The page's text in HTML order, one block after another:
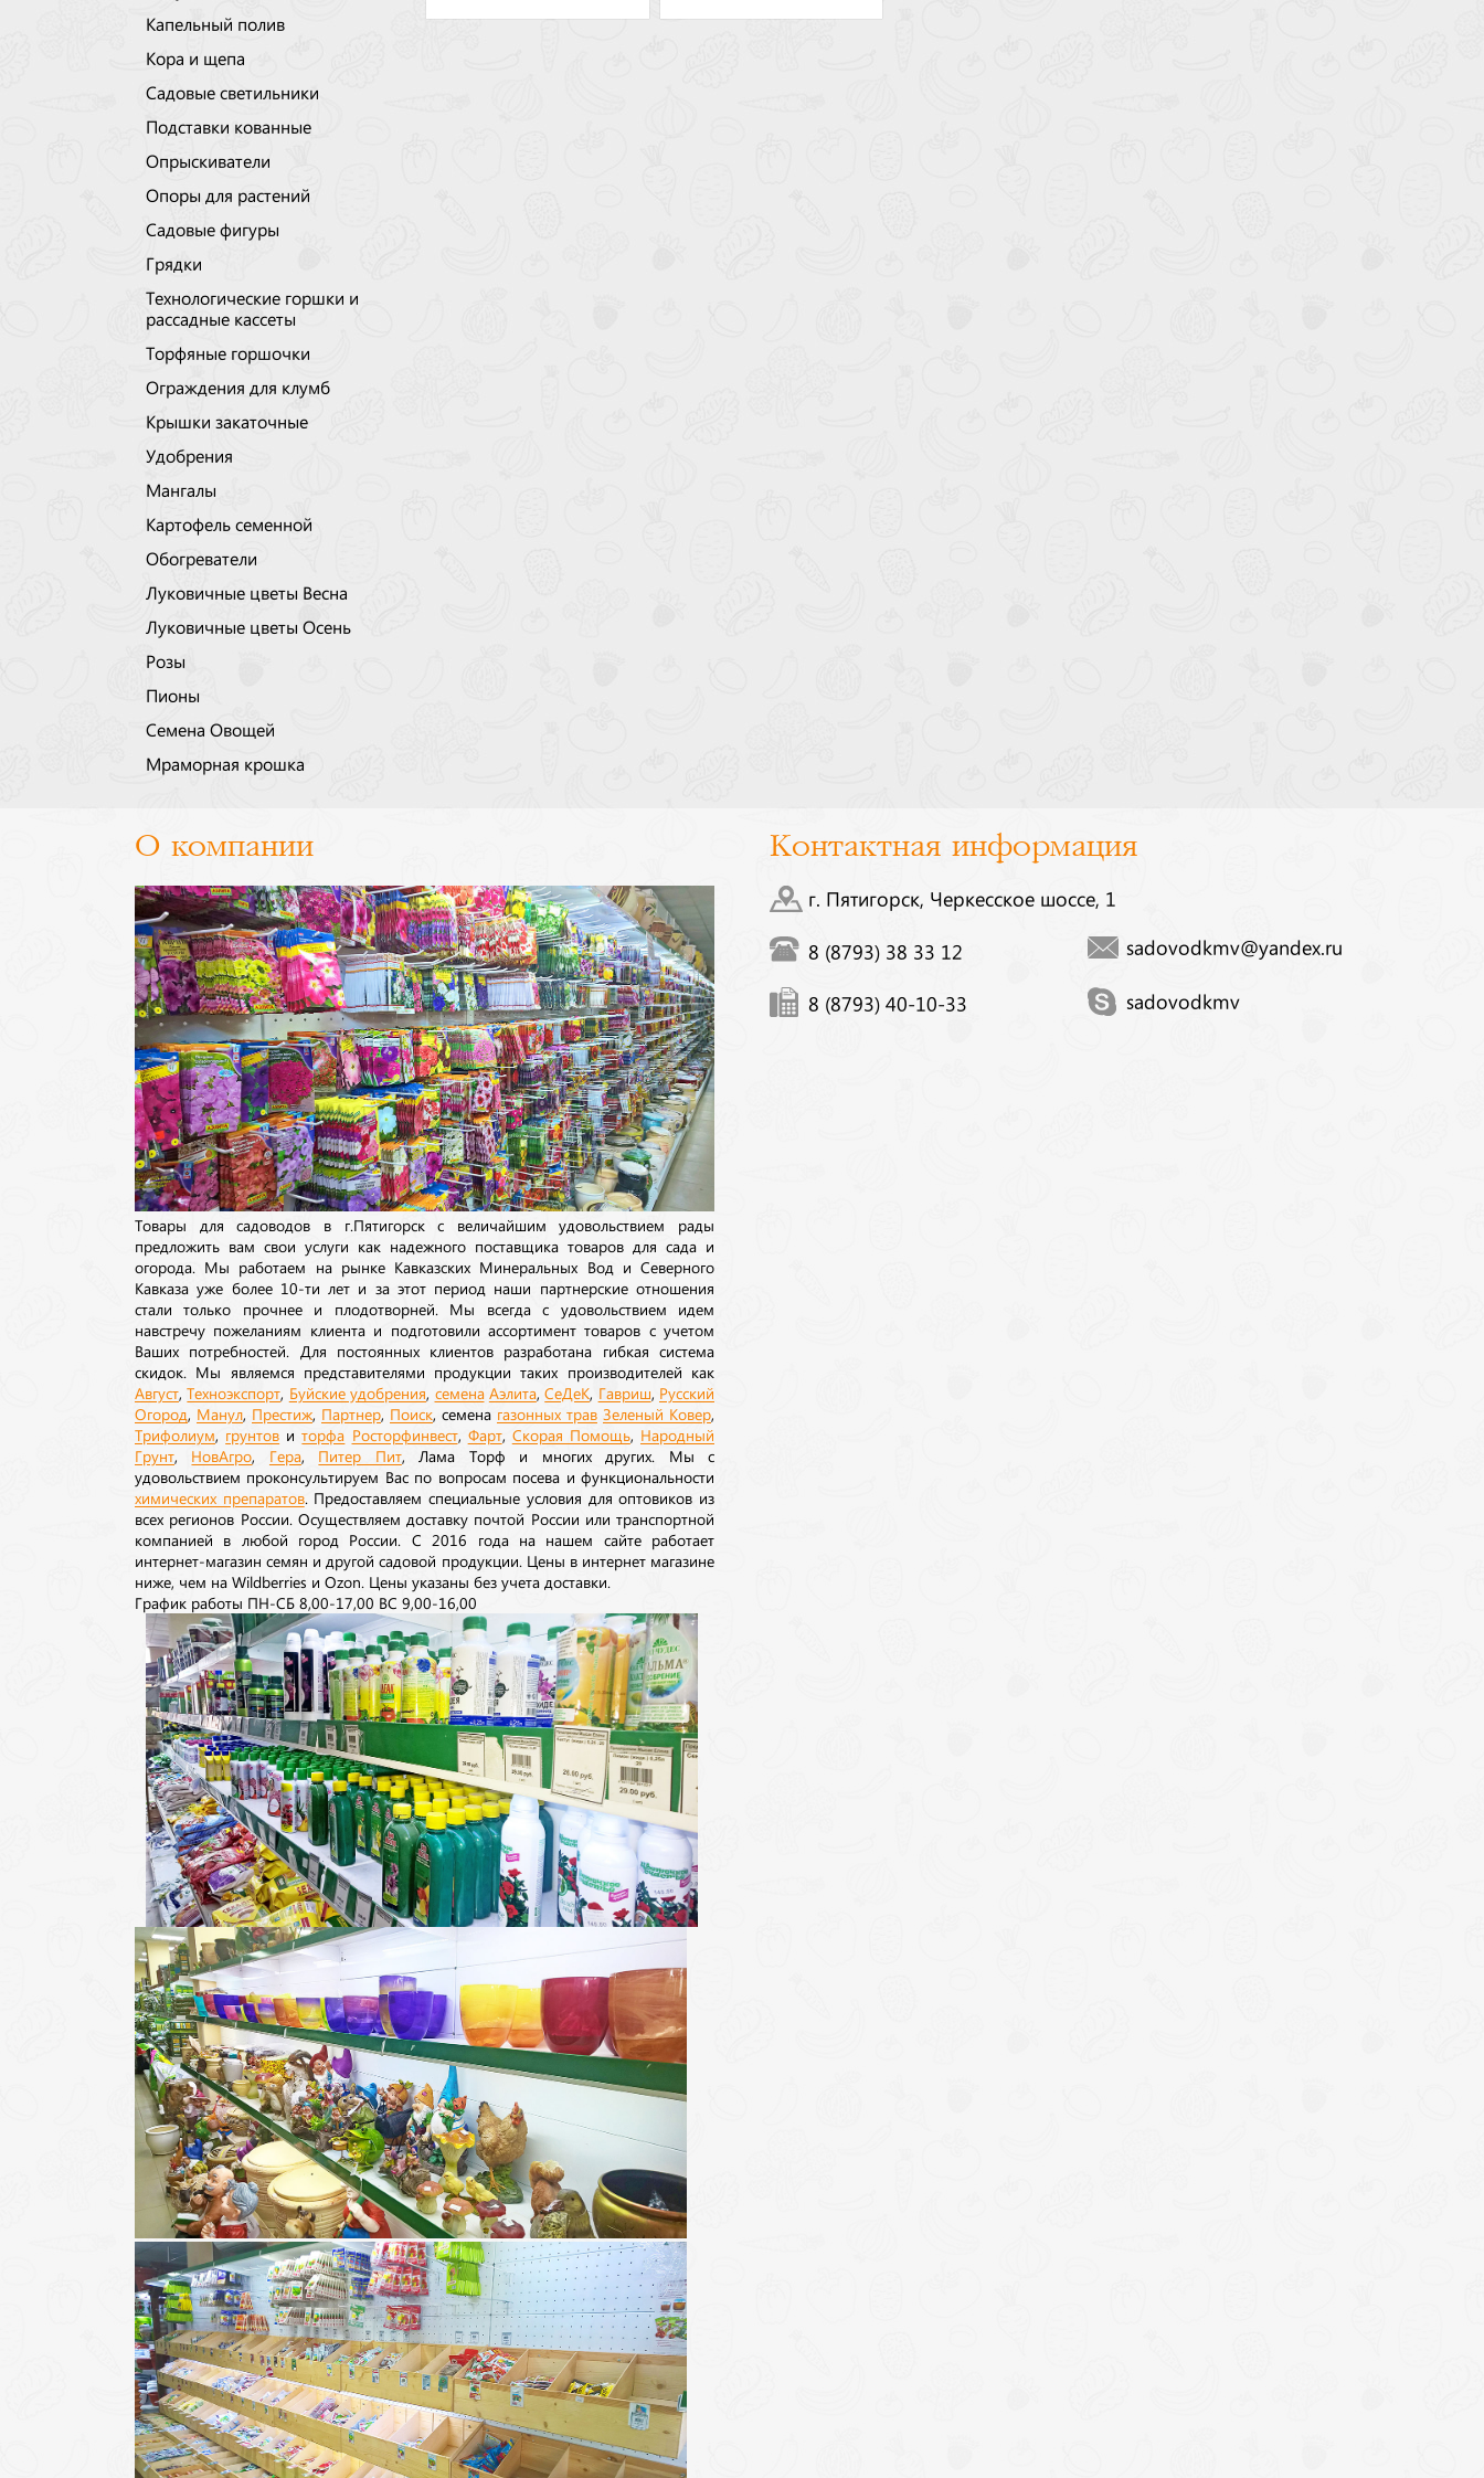
Капельный полив
Кора и щепа
Садовые светильники
Подставки кованные
Опрыскиватели
Опоры для растений
Садовые фигуры
Грядки
Технологические горшки и
рассадные кассеты
Торфяные горшочки
Ограждения для клумб
Крышки закаточные
Удобрения
Мангалы
Картофель семенной
Обогреватели
Луковичные цветы Весна
Луковичные цветы Осень
Розы
Пионы
Семена Овощей
Мраморная крошка
О компании
Товары для садоводов в г.Пятигорск с величайшим удовольствием рады
предложить вам свои услуги как надежного поставщика товаров для сада и
огорода. Мы работаем на рынке Кавказских Минеральных Вод и Северного
Кавказа уже более 10-ти лет и за этот период наши партнерские отношения
стали только прочнее и плодотворней. Мы всегда с удовольствием идем
навстречу пожеланиям клиента и подготовили ассортимент товаров с учетом
Ваших потребностей. Для постоянных клиентов разработана гибкая система
скидок. Мы являемся представителями продукции таких производителей как
Август ,Техноэкспорт Буйские удобрения семена Аэлита,СеДеК Гавриш Русский
Огород Манул Престиж Партнер Поиск , семена газонных трав Зеленый Ковер
Трифолиум грунтов иторфа Росторфинвест, Фарт, Скорая Помощь Народный
Грунт НовАгро Гера, Питер Пит, Лама Торф и многих других. Мы с
удовольствием проконсультируем Вас по вопросам посева и функциональности
химических препаратов. Предоставляем специальные условия для оптовиков из
всех регионов России. Осуществляем доставку почтой России или транспортной
компанией в любой город России. С 2016 года на нашем сайте работает
интернет-магазин семян и другой садовой продукции. Цены в интернет магазине
ниже, чем на Wildberries и Ozon. Цены указаны без учета доставки.
График работы ПН-СБ 8,00-17,00 ВС 9,00-16,00
Контактная информация
г. Пятигорск, Черкесское шоссе, 1
8 (8793) 38 33 12
8 (8793) 40-10-33
sadovodkmv@yandex.ru
sadovodkmv